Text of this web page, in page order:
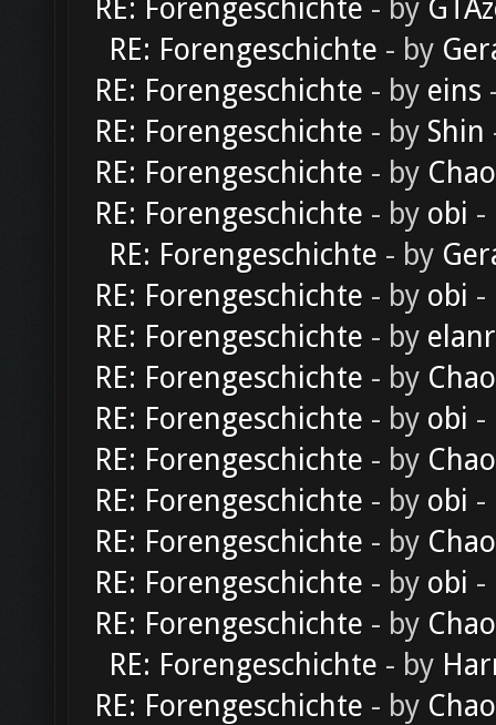
RE: Forengeschichte - by
RE: Forengeschichte - by
RE: Forengeschichte - by eins
RE: Forengeschichte - by Shin
RE: Forengeschichte - by
RE: Forengeschichte - by obi -
RE: Forengeschichte - by
RE: Forengeschichte - by obi -
RE: Forengeschichte - by
RE: Forengeschichte - by
RE: Forengeschichte - by obi -
RE: Forengeschichte - by
RE: Forengeschichte - by obi -
RE: Forengeschichte - by
RE: Forengeschichte - by obi -
RE: Forengeschichte - by
RE: Forengeschichte - by
RE: Forengeschichte - by